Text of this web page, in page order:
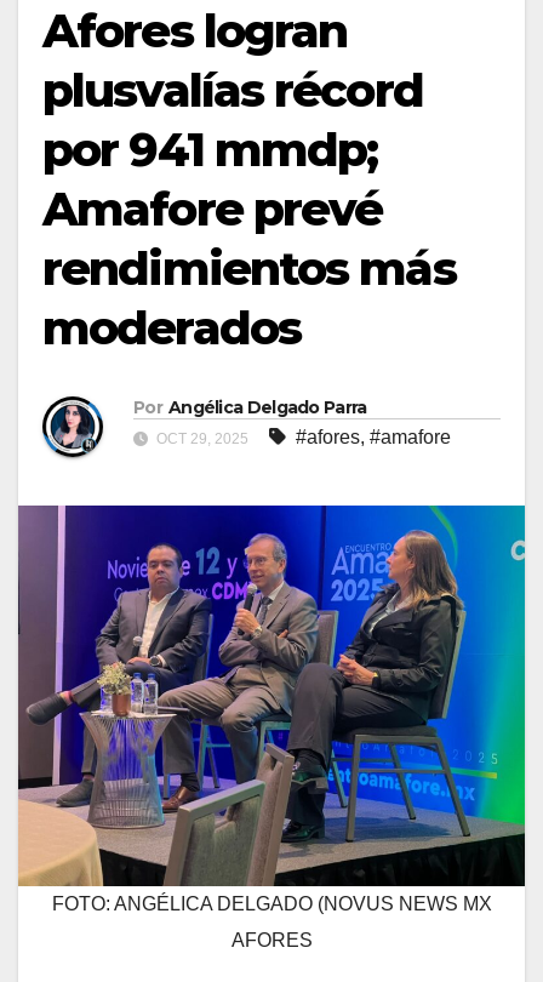
Afores logran
plusvalías récord
por 941 mmdp;
Amafore prevé
rendimientos más
moderados
Por Angélica Delgado Parra
OCT 29, 2025 #afores, #amafore
FOTO: ANGÉLICA DELGADO (NOVUS NEWS MX
AFORES